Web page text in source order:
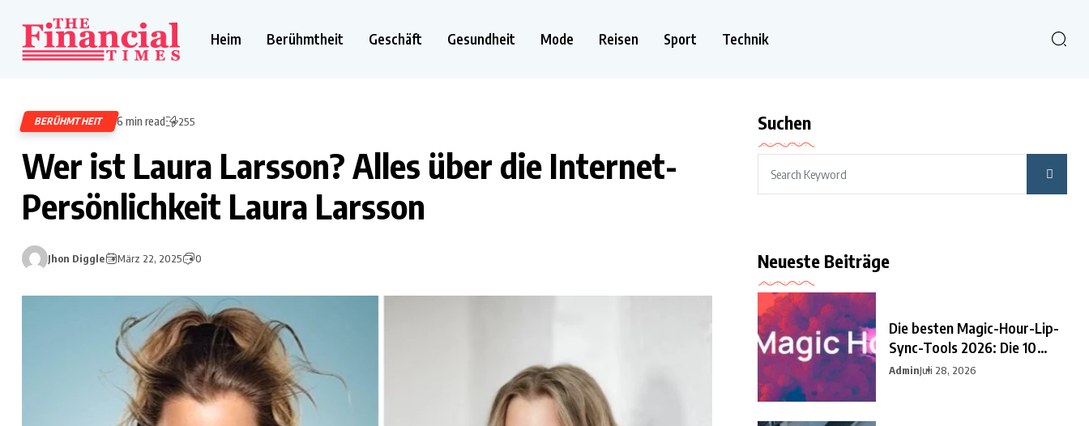
Heim Berühmtheit Geschäft Gesundheit Mode Reisen Sport Technik
BERÜHMTHEIT 6 min read 255
Wer ist Laura Larsson? Alles über die Internet-
Persönlichkeit Laura Larsson
Jhon Diggle März 22, 2025 0
Suchen
Neueste Beiträge
Die besten Magic-Hour-Lip-
Sync-Tools 2026: Die 10
besten
AdminJuli 28, 2026